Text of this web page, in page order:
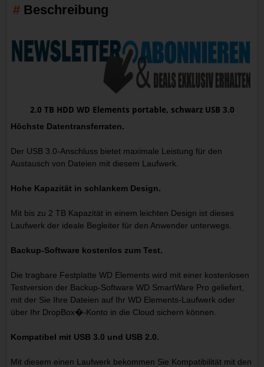
Beschreibung
2.0 TB HDD WD Elements portable, schwarz USB 3.0
Höchste Datentransferraten.
Der USB 3.0-Anschluss bietet maximale Leistung für den
Austausch von Dateien mit diesem Laufwerk.
Hohe Kapazität in schlankem Design.
Mit bis zu 2 TB Kapazität in einem leichten Design ist dieses
Laufwerk der ideale Begleiter für den Anwender unterwegs.
Backup-Software kostenlos zum Test.
Die tragbare Festplatte WD Elements wird mit einer kostenlosen
Testversion der Backup-Software WD SmartWare Pro geliefert,
mit der Sie Ihre Dateien auf Ihr WD Elements-Laufwerk oder
über Ihr DropBox�-Konto in die Cloud sichern können.
Kompatibel mit USB 3.0 und USB 2.0.
Mit diesem einen Laufwerk bekommen Sie Kompatibilität mit den